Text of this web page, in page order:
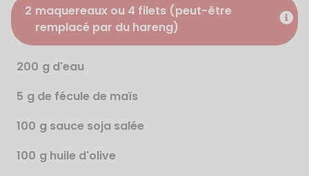
2 maquereaux ou 4 filets (peut-être
remplacé par du hareng)
200 g d'eau
5 g de fécule de maïs
100 g sauce soja salée
100 g huile d'olive